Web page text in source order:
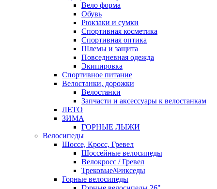
Вело форма
Обувь
Рюкзаки и сумки
Спортивная косметика
Спортивная оптика
Шлемы и защита
Повседневная одежда
Экипировка
Спортивное питание
Велостанки, дорожки
Велостанки
Запчасти и аксессуары к велостанкам
ЛЕТО
ЗИМА
ГОРНЫЕ ЛЫЖИ
Велосипеды
Шоссе, Кросс, Гревел
Шоссейные велосипеды
Велокросс / Гревел
Трековые/Фикседы
Горные велосипеды